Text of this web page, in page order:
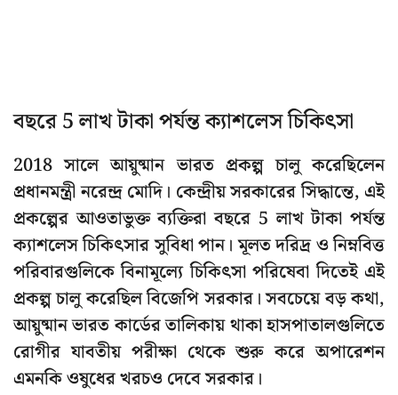
বছরে 5 লাখ টাকা পর্যন্ত ক্যাশলেস চিকিৎসা
2018 সালে আয়ুষ্মান ভারত প্রকল্প চালু করেছিলেন
প্রধানমন্ত্রী নরেন্দ্র মোদি। কেন্দ্রীয় সরকারের সিদ্ধান্তে, এই
প্রকল্পের আওতাভুক্ত ব্যক্তিরা বছরে 5 লাখ টাকা পর্যন্ত
ক্যাশলেস চিকিৎসার সুবিধা পান। মূলত দরিদ্র ও নিম্নবিত্ত
পরিবারগুলিকে বিনামূল্যে চিকিৎসা পরিষেবা দিতেই এই
প্রকল্প চালু করেছিল বিজেপি সরকার। সবচেয়ে বড় কথা,
আয়ুষ্মান ভারত কার্ডের তালিকায় থাকা হাসপাতালগুলিতে
রোগীর যাবতীয় পরীক্ষা থেকে শুরু করে অপারেশন
এমনকি ওষুধের খরচও দেবে সরকার।